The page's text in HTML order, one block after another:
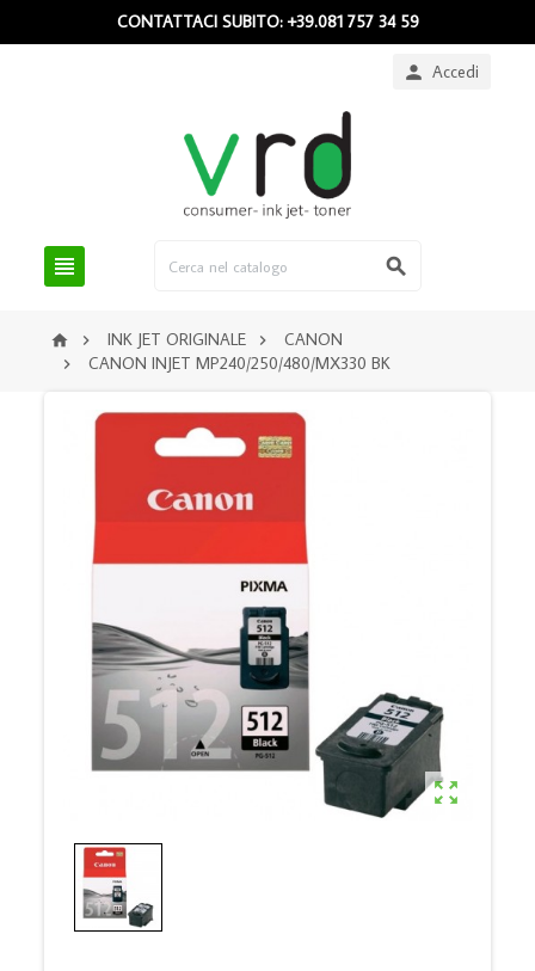
CONTATTACI SUBITO: +39.081 757 34 59
 Accedi
 
  INK JET ORIGINALE  CANON
 CANON INJET MP240/250/480/MX330 BK
